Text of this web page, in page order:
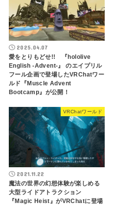
2025.04.07
愛をとりもどせ!! 『hololive
English -Advent-』 のエイプリル
フール企画で登場したVRChatワー
ルド『Muscle Advent
Bootcamp』が公開！
VRChatワールド
2021.11.22
魔法の世界の幻想体験が楽しめる
大型ライドアトラクション
『Magic Heist』がVRChatに登場